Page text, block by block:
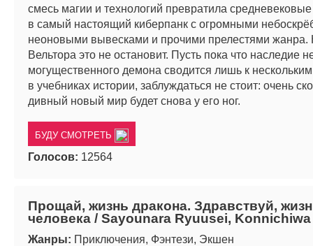
смесь магии и технологий превратила
в самый настоящий киберпанк с огромными
неоновыми вывесками и прочими прелестями
Вельтора это не остановит. Пусть пока что наследие
могущественного демона сводится лишь к
в учебниках истории, заблуждаться не стоит: очень
дивный новый мир будет снова у его ног.
БУДУ СМОТРЕТЬ
Голосов: 12564
Прощай, жизнь дракона. Здравствуй,
человека / Sayounara Ryuusei,
Жанры: Приключения, Фэнтези, Экшен